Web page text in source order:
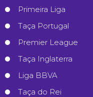
Primeira Liga
Taça Portugal
Premier League
Taça Inglaterra
Liga BBVA
Taça do Rei